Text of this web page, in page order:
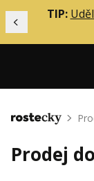
Předchozí
TIP:
Mentoring
Solo
Domů
Prodej